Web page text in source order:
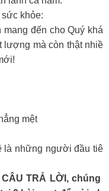
khỏe:
mang đến cho Quý khá
lượng mà còn thật nhiề
mệt
là những người đầu tiê
TRẢ LỜI, chúng